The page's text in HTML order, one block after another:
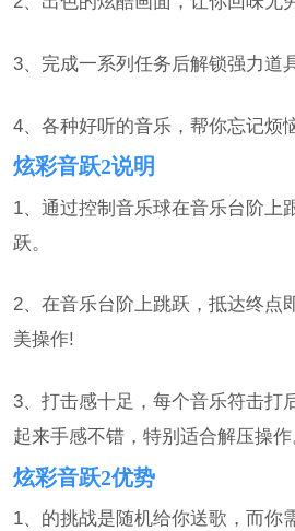
3、完成一系列任务后解锁强力道
4、各种好听的音乐，帮你忘记烦
炫彩音跃2说明
1、通过控制音乐球在音乐台阶上
跃。
2、在音乐台阶上跳跃，抵达终点
美操作!
3、打击感十足，每个音乐符击打
起来手感不错，特别适合解压操作
炫彩音跃2优势
1、的挑战是随机给你送歌，而你